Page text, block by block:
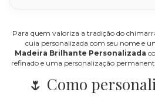
Para quem valoriza a tradição do
cuia personalizada com seu nome e
Madeira Brilhante Personalizada
refinado e uma personalização
🌷 Como